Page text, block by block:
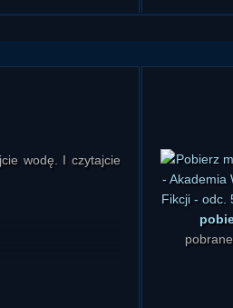
wodę. I czytajcie